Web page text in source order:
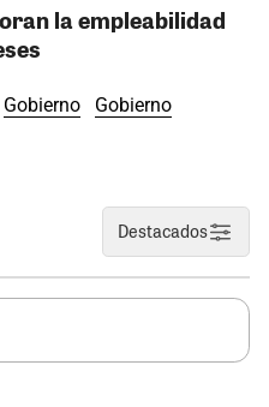
la empleabilidad
Gobierno
Gobierno
Destacados